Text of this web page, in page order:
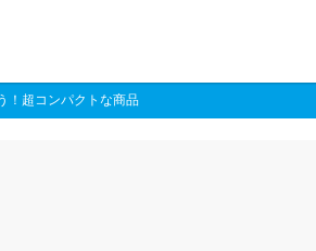
！超コンパクトな商品